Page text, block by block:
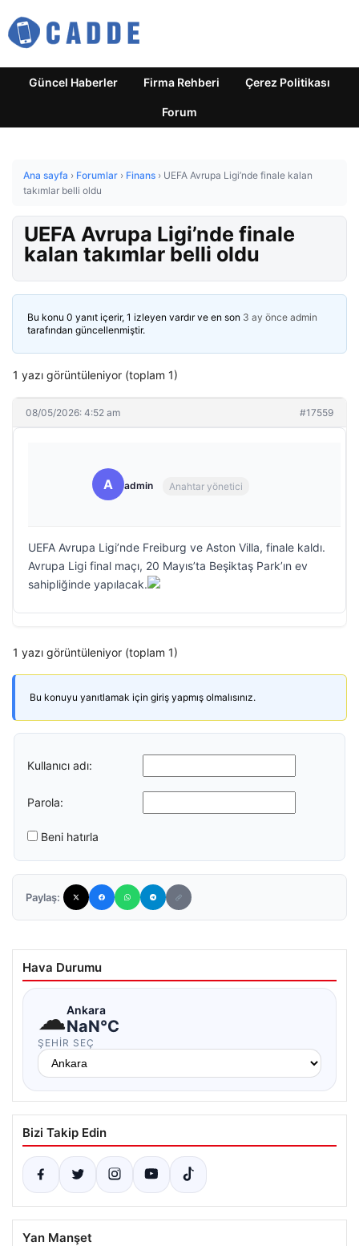
Güncel Haberler Firma Rehberi Çerez Politikası
Forum
Ana sayfa › Forumlar › Finans › UEFA Avrupa Ligi’nde finale kalan
takımlar belli oldu
UEFA Avrupa Ligi’nde finale
kalan takımlar belli oldu
Bu konu 0 yanıt içerir, 1 izleyen vardır ve en son 3 ay önce admin
tarafından güncellenmiştir.
1 yazı görüntüleniyor (toplam 1)
08/05/2026: 4:52 am #17559
A admin Anahtar yönetici
UEFA Avrupa Ligi’nde Freiburg ve Aston Villa, finale kaldı.
Avrupa Ligi final maçı, 20 Mayıs’ta Beşiktaş Park’ın ev
sahipliğinde yapılacak.
1 yazı görüntüleniyor (toplam 1)
Bu konuyu yanıtlamak için giriş yapmış olmalısınız.
Kullanıcı adı:
Parola:
Beni hatırla
Paylaş:
Hava Durumu
☁Ankara
NaN°C
ŞEHIR SEÇ
Bizi Takip Edin
Yan Manşet